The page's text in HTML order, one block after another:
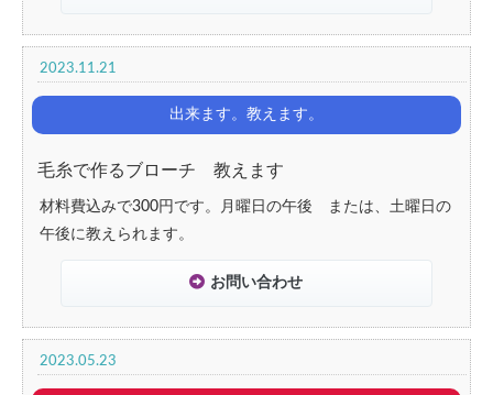
2023.11.21
出来ます。教えます。
毛糸で作るブローチ 教えます
材料費込みで300円です。月曜日の午後 または、土曜日の
午後に教えられます。
お問い合わせ
2023.05.23